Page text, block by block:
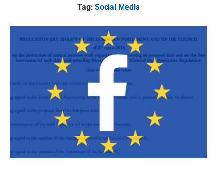
Tag: Social Media